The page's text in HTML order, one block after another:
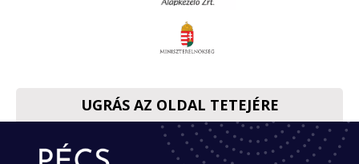
UGRÁS AZ OLDAL TETEJÉRE